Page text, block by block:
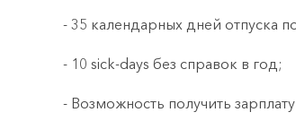
- 35 календарных дней отпуска
- 10 sick-days без справок в год;
- Возможность получить